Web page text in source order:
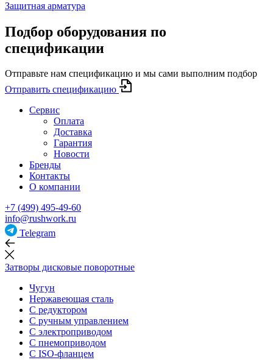
Защитная арматура
Подбор оборудования по
спецификации
Отправьте нам спецификацию и мы сами выполним подбор
Отправить спецификацию
Сервис
Оплата
Доставка
Гарантия
Новости
Бренды
Контакты
О компании
+7 (499) 495-49-60
info@rushwork.ru
Telegram
Затворы дисковые поворотные
Чугун
Нержавеющая сталь
С редуктором
С ручным управлением
С электроприводом
С пнемоприводом
С ISO-фланцем